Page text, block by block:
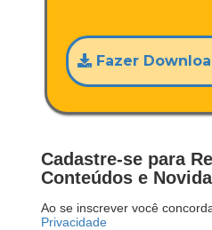
Fazer
Cadastre-se para
Conteúdos e
Ao se inscrever você
Privacidade